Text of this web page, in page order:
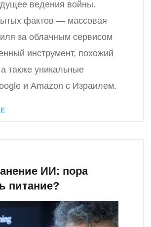
ведения войны.
фактов — массовая
за облачным сервисом
инструмент, похожий
также уникальные
и Amazon с Израилем.
ИИ: пора
питание?